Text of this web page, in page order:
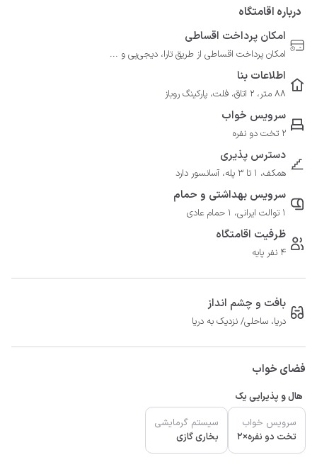
درباره اقامتگاه
امکان پرداخت اقساطی
امکان پرداخت اقساطی از طریق تارا، دیجی‌پی و ...
اطلاعات بنا
88 متر، 2 اتاق، فلت، پارکینگ روباز
سرویس خواب
2 تخت دو نفره
دسترس پذیری
همکف، 1 تا 3 پله، آسانسور دارد
سرویس بهداشتی و حمام
1 توالت ایرانی، 1 حمام عادی
ظرفیت اقامتگاه
4 نفر پایه
بافت و چشم انداز
دریا، ساحلی/ نزدیک به دریا
فضای خواب
هال و پذیرایی یک
سرویس خواب
تخت دو نفره×2
سیستم گرمایشی
بخاری گازی